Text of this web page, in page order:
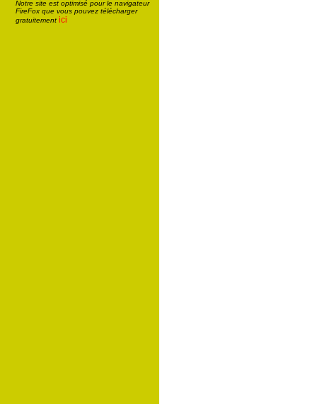
Notre site est optimisé pour le navigateur
FireFox que vous pouvez télécharger
gratuitement ici